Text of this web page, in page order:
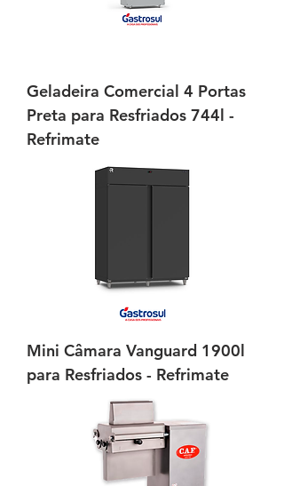
Geladeira Comercial 4 Portas
Preta para Resfriados 744l -
Refrimate
Mini Câmara Vanguard 1900l
para Resfriados - Refrimate